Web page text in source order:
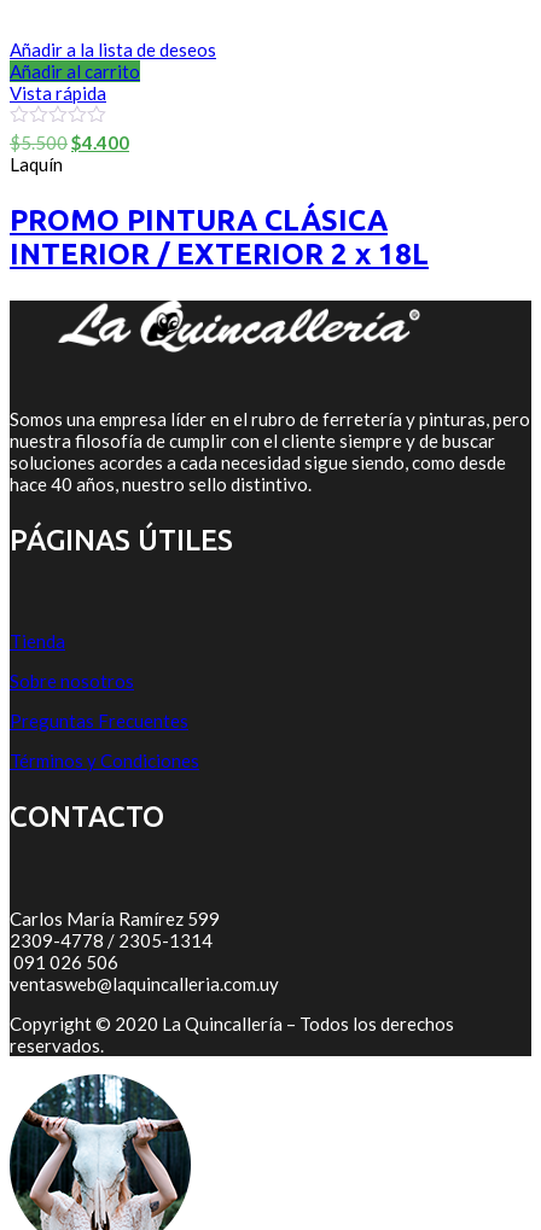
Añadir a la lista de deseos
Añadir al carrito
Vista rápida
0
out
of
$5.500El
era:
$5.500.
$4.400El
es:
$4.400.
Laquín
PROMO PINTURA CLÁSICA
INTERIOR / EXTERIOR 2 x 18L
Somos una empresa líder en el rubro de ferretería y pinturas, pero
nuestra filosofía de cumplir con el cliente siempre y de buscar
soluciones acordes a cada necesidad sigue siendo, como desde
hace 40 años, nuestro sello distintivo.
PÁGINAS ÚTILES
Tienda
Sobre nosotros
Preguntas Frecuentes
Términos y Condiciones
CONTACTO
Carlos María Ramírez 599
2309-4778 / 2305-1314
091 026 506
ventasweb@laquincalleria.com.uy
Copyright © 2020 La Quincallería – Todos los derechos
reservados.